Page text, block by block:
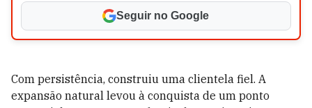
Seguir no Google
Com persistência, construiu uma clientela fiel. A
expansão natural levou à conquista de um ponto